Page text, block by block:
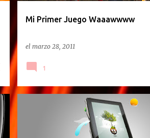
Mi Primer Juego Waaawwww
el marzo 28, 2011
1